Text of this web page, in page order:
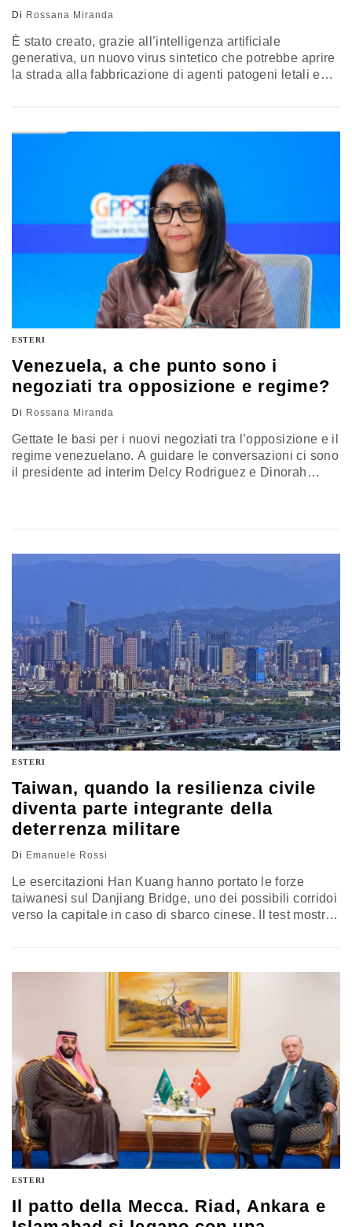
Di Rossana Miranda
È stato creato, grazie all’intelligenza artificiale
generativa, un nuovo virus sintetico che potrebbe aprire
la strada alla fabbricazione di agenti patogeni letali e
ESTERI
Venezuela, a che punto sono i
negoziati tra opposizione e regime?
Di Rossana Miranda
Gettate le basi per i nuovi negoziati tra l’opposizione e il
regime venezuelano. A guidare le conversazioni ci sono
il presidente ad interim Delcy Rodriguez e Dinorah
ESTERI
Taiwan, quando la resilienza civile
diventa parte integrante della
deterrenza militare
Di Emanuele Rossi
Le esercitazioni Han Kuang hanno portato le forze
taiwanesi sul Danjiang Bridge, uno dei possibili corridoi
verso la capitale in caso di sbarco cinese. Il test mostra
ESTERI
Il patto della Mecca. Riad, Ankara e